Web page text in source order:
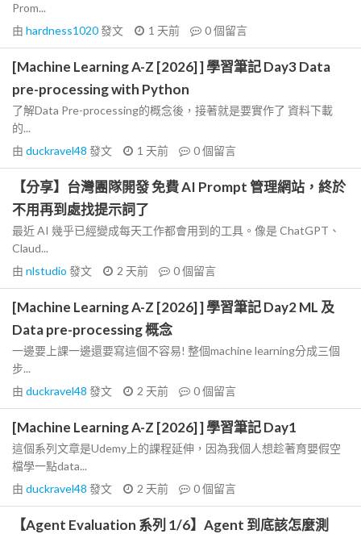
Prom...
由 hardness1020發文 1 天前 0個留言
[Machine Learning A-Z [2026] ] 學習筆記 Day3 Data
pre-processing with Python
了解Data Pre-processing的概念後，接著就是要實作了 資料下載
的...
由 duckravel48 發文 1 天前 0個留言
【分享】台灣團隊開發 免費 AI Prompt 管理網站，終於
不用再到處找提示詞了
最近 AI 幾乎已經變成每天工作都會用到的工具。像是 ChatGPT、
Claud...
由 nlstudio 發文 2 天前 0個留言
[Machine Learning A-Z [2026] ] 學習筆記 Day2 ML 及
Data pre-processing 概念
一邊要上課一邊還要寫這個不容易! 整個machine learning分成三個
步...
由 duckravel48 發文 2 天前 0個留言
[Machine Learning A-Z [2026] ] 學習筆記 Day1
這個系列文章是Udemy上的課程延伸，因為我個人想趁著育嬰假空
檔學一點data...
由 duckravel48 發文 2 天前 0個留言
【Agent Evaluation 系列 1/6】Agent 到底該怎麼測